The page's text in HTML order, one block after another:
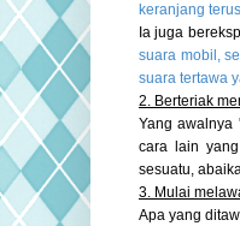
keranjang
Ia juga
suara mobil,
suara tertawa
2. Berteriak
Yang
cara lain
sesuatu,
3. Mulai
Apa yang